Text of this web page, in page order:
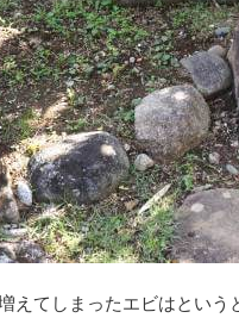
えてしまったエビはとい